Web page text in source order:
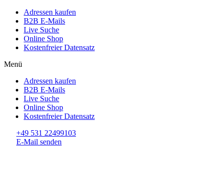
Adressen kaufen
B2B E-Mails
Live Suche
Online Shop
Kostenfreier Datensatz
Menü
Adressen kaufen
B2B E-Mails
Live Suche
Online Shop
Kostenfreier Datensatz
+49 531 22499103
E-Mail senden